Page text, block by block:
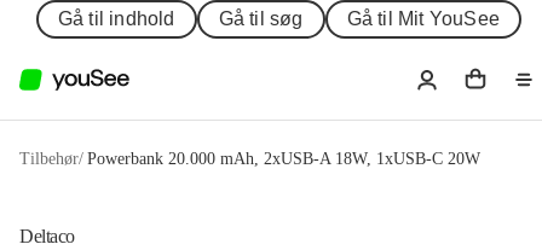
Gå til indhold Gå til søg Gå til Mit YouSee
Tilbehør/ Powerbank 20.000 mAh, 2xUSB-A 18W, 1xUSB-C 20W
Deltaco